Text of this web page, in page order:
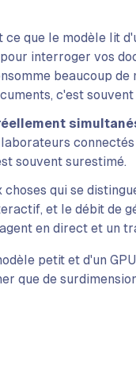
ce que le modèle lit
interroger vos
beaucoup
c'est
souvent surestimé.
choses qui se
et le débit de
en direct et un
petit et d'un
que de